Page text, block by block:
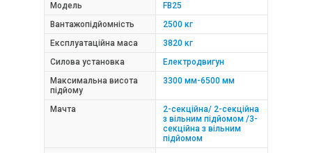
Модель
FB25
Вантажопідйомність
2500 кг
Експлуатаційна маса
3820 кг
Силова установка
Електродвигун
Максимальна висота
підйому
3300 мм-6500 мм
Мачта
2-секційна/ 2-секційна
з вільним підйомом /3-
секційна з вільним
підйомом